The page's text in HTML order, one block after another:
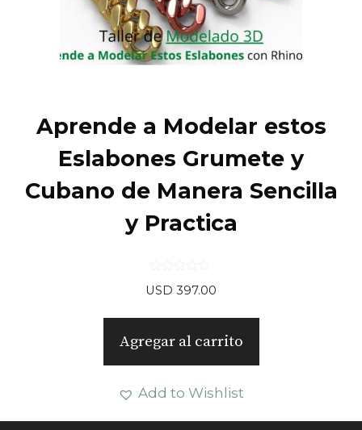
Aprende a Modelar estos
Eslabones Grumete y
Cubano de Manera Sencilla
y Practica
d
5
USD 397.00
Agregar al carrito
Add to Wishlist